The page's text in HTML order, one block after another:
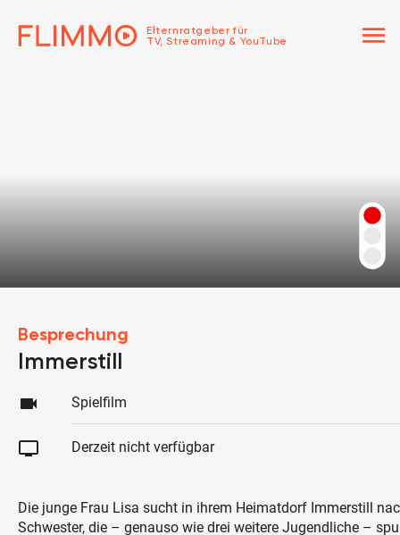
Elternratgeber für
TV, Streaming & YouTube
menu
Besprechung
Immerstill
videocam Spielfilm
tv Derzeit nicht verfügbar
Die junge Frau Lisa sucht in ihrem Heimatdorf Immerstill
Schwester, die – genauso wie drei weitere Jugendliche –